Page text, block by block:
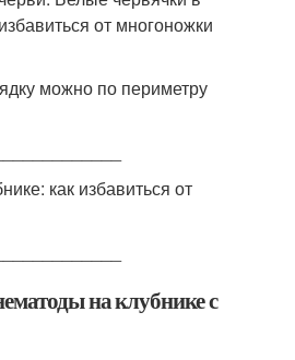
можно по периметру
как избавиться от
на клубнике с